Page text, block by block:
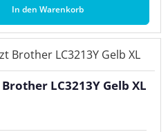
In den Warenkorb
LC3213Y Gelb XL